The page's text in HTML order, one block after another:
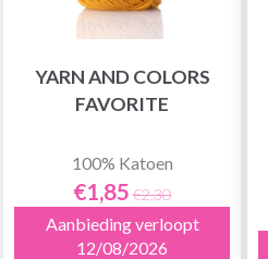
YARN AND COLORS
FAVORITE
100% Katoen
€1,85 €2,30
Aanbieding verloopt
12/08/2026